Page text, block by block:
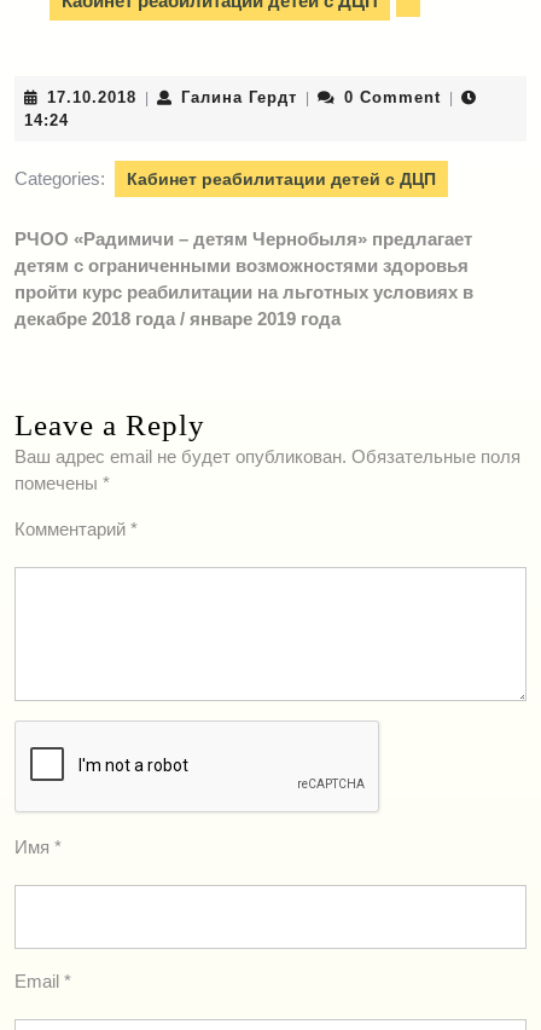
17.10.2018 17.10.2018Галина Гердт Галина0 Comment
14:24
Categories: Кабинет реабилитации детей с ДЦП
РЧОО «Радимичи – детям Чернобыля» предлагает
детям с ограниченными возможностями здоровья
пройти курс реабилитации на льготных условиях в
декабре 2018 года / январе 2019 года
Leave a Reply
Ваш адрес email не будет опубликован. Обязательные поля
помечены *
Комментарий *
Имя *
Email *